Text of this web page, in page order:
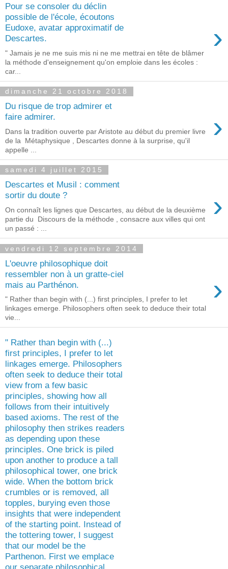
Pour se consoler du déclin
possible de l'école, écoutons
Eudoxe, avatar approximatif de
Descartes.
›
" Jamais je ne me suis mis ni ne me mettrai en tête de blâmer
la méthode d'enseignement qu'on emploie dans les écoles :
car...
dimanche 21 octobre 2018
Du risque de trop admirer et
faire admirer.
›
Dans la tradition ouverte par Aristote au début du premier livre
de la Métaphysique , Descartes donne à la surprise, qu'il
appelle ...
samedi 4 juillet 2015
Descartes et Musil : comment
sortir du doute ?
›
On connaît les lignes que Descartes, au début de la deuxième
partie du Discours de la méthode , consacre aux villes qui ont
un passé : ...
vendredi 12 septembre 2014
L'oeuvre philosophique doit
ressembler non à un gratte-ciel
mais au Parthénon.
›
" Rather than begin with (...) first principles, I prefer to let
linkages emerge. Philosophers often seek to deduce their total
vie...
" Rather than begin with (...)
first principles, I prefer to let
linkages emerge. Philosophers
often seek to deduce their total
view from a few basic
principles, showing how all
follows from their intuitively
based axioms. The rest of the
philosophy then strikes readers
as depending upon these
principles. One brick is piled
upon another to produce a tall
philosophical tower, one brick
wide. When the bottom brick
crumbles or is removed, all
topples, burying even those
insights that were independent
of the starting point. Instead of
the tottering tower, I suggest
that our model be the
Parthenon. First we emplace
our separate philosophical